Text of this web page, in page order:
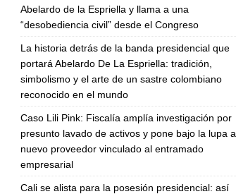
Abelardo de la Espriella y llama a una
“desobediencia civil” desde el Congreso
La historia detrás de la banda presidencial que
portará Abelardo De La Espriella: tradición,
simbolismo y el arte de un sastre colombiano
reconocido en el mundo
Caso Lili Pink: Fiscalía amplía investigación por
presunto lavado de activos y pone bajo la lupa a
nuevo proveedor vinculado al entramado
empresarial
Cali se alista para la posesión presidencial: así